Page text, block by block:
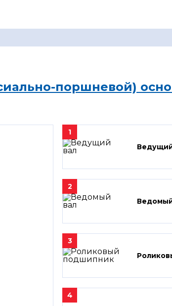
поршневой)
1
2
3
4